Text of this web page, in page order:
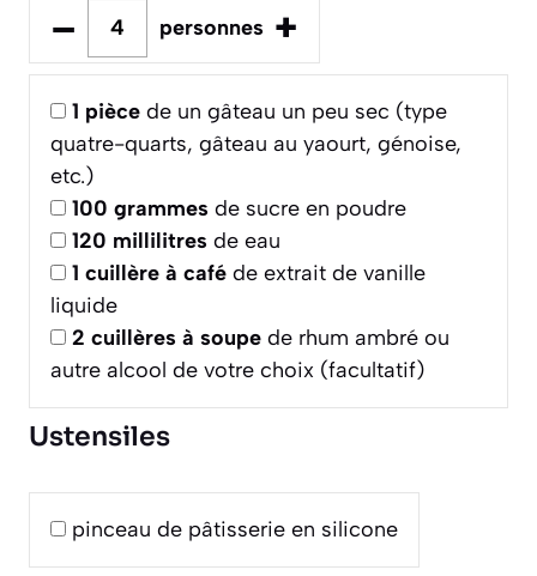
– personnes +
1 pièce de un gâteau un peu sec (type
quatre-quarts, gâteau au yaourt, génoise,
etc.)
100 grammes de sucre en poudre
120 millilitres de eau
1 cuillère à café de extrait de vanille
liquide
2 cuillères à soupe de rhum ambré ou
autre alcool de votre choix (facultatif)
Ustensiles
pinceau de pâtisserie en silicone